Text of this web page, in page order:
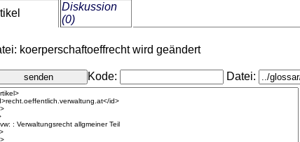
Diskussion
(0)
koerperschaftoeffrecht wird geändert
Kode: Datei: